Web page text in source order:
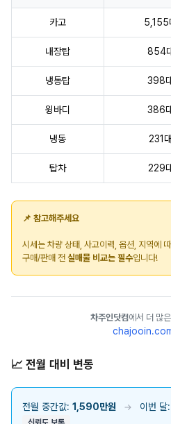
카고 5,155
내장탑 854
냉동탑 398
윙바디 386
냉동 231대
탑차 229
📌 참고해주세요
시세는 차량 상태, 사고이력, 옵션, 지역에
구매/판매 전 실매물 비교는 필수입니다!
차주인닷컴에서 더 많
📈 전월 대비 변동
전월 중간값: 1,590만원 → 이번 달: